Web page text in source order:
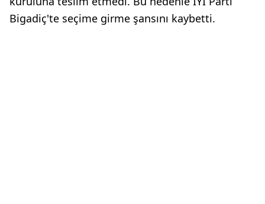
Bigadiç'te seçime girme şansını kaybetti.